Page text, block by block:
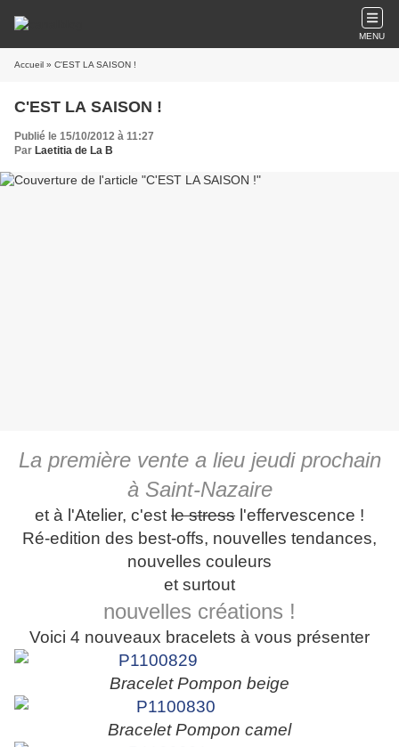
MENU
Accueil » C'EST LA SAISON !
C'EST LA SAISON !
Publié le 15/10/2012 à 11:27
Par Laetitia de La B
La première vente a lieu jeudi prochain
à Saint-Nazaire
et à l'Atelier, c'est le stress l'effervescence !
Ré-edition des best-offs, nouvelles tendances,
nouvelles couleurs
et surtout
nouvelles créations !
Voici 4 nouveaux bracelets à vous présenter
Bracelet Pompon beige
Bracelet Pompon camel